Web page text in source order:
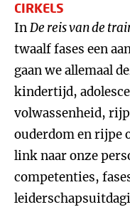
CIRKELS
InDe reis van de
twaalf fases een
gaan we allemaal
kindertijd,
volwassenheid,
ouderdom en rijpe
link naar onze
competenties,